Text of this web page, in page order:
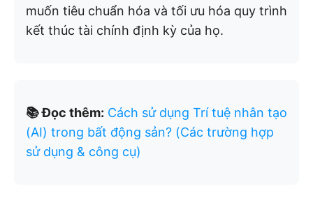
muốn tiêu chuẩn hóa và tối ưu hóa quy trình
kết thúc tài chính định kỳ của họ.
📚 Đọc thêm: Cách sử dụng Trí tuệ nhân tạo
(AI) trong bất động sản? (Các trường hợp
sử dụng & công cụ)